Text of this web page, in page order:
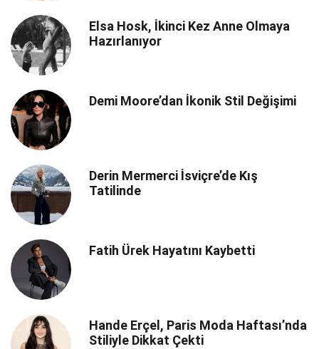
Elsa Hosk, İkinci Kez Anne Olmaya
Hazırlanıyor
Demi Moore’dan İkonik Stil Değişimi
Derin Mermerci İsviçre’de Kış
Tatilinde
Fatih Ürek Hayatını Kaybetti
Hande Erçel, Paris Moda Haftası’nda
Stiliyle Dikkat Çekti